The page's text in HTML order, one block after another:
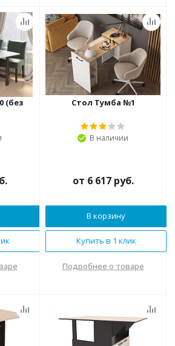
(без
Стол Тумба №1
В наличии
от 6 617 руб.
В корзину
Купить в 1 клик
Подробнее о товаре